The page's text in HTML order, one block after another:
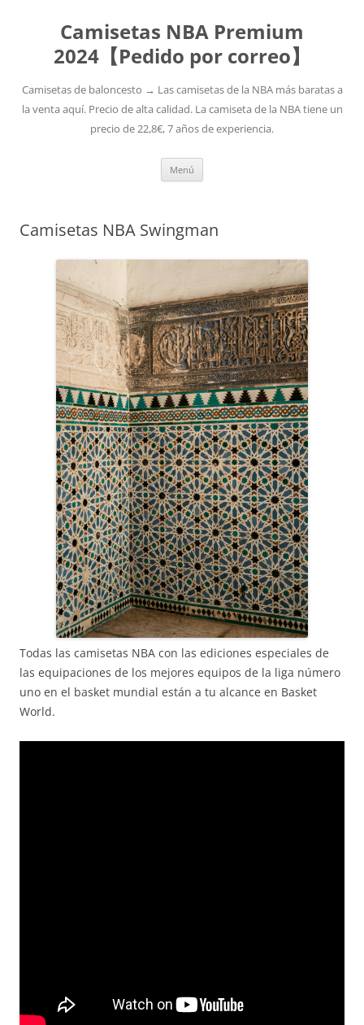
Camisetas NBA Premium
2024【Pedido por correo】
Camisetas de baloncesto → Las camisetas de la NBA más baratas a
la venta aquí. Precio de alta calidad. La camiseta de la NBA tiene un
precio de 22,8€, 7 años de experiencia.
Menú
Camisetas NBA Swingman
Todas las camisetas NBA con las ediciones especiales de
las equipaciones de los mejores equipos de la liga número
uno en el basket mundial están a tu alcance en Basket
World.